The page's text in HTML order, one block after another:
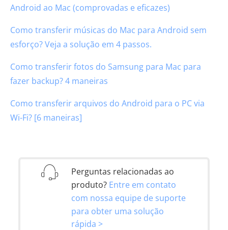
Android ao Mac (comprovadas e eficazes)
Como transferir músicas do Mac para Android sem
esforço? Veja a solução em 4 passos.
Como transferir fotos do Samsung para Mac para
fazer backup? 4 maneiras
Como transferir arquivos do Android para o PC via
Wi-Fi? [6 maneiras]
Perguntas relacionadas ao
produto? Entre em contato
com nossa equipe de suporte
para obter uma solução
rápida >